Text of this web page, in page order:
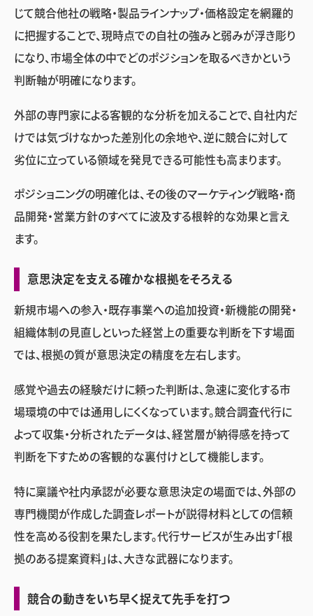
じて競合他社の戦略・製品ラインナップ・価格設定を網羅的
に把握することで、現時点での自社の強みと弱みが浮き彫り
になり、市場全体の中でどのポジションを取るべきかという
判断軸が明確になります。
外部の専門家による客観的な分析を加えることで、自社内だ
けでは気づけなかった差別化の余地や、逆に競合に対して
劣位に立っている領域を発見できる可能性も高まります。
ポジショニングの明確化は、その後のマーケティング戦略・商
品開発・営業方針のすべてに波及する根幹的な効果と言え
ます。
意思決定を支える確かな根拠をそろえる
新規市場への参入・既存事業への追加投資・新機能の開発・
組織体制の見直しといった経営上の重要な判断を下す場面
では、根拠の質が意思決定の精度を左右します。
感覚や過去の経験だけに頼った判断は、急速に変化する市
場環境の中では通用しにくくなっています。競合調査代行に
よって収集・分析されたデータは、経営層が納得感を持って
判断を下すための客観的な裏付けとして機能します。
特に稟議や社内承認が必要な意思決定の場面では、外部の
専門機関が作成した調査レポートが説得材料としての信頼
性を高める役割を果たします。代行サービスが生み出す「根
拠のある提案資料」は、大きな武器になります。
競合の動きをいち早く捉えて先手を打つ